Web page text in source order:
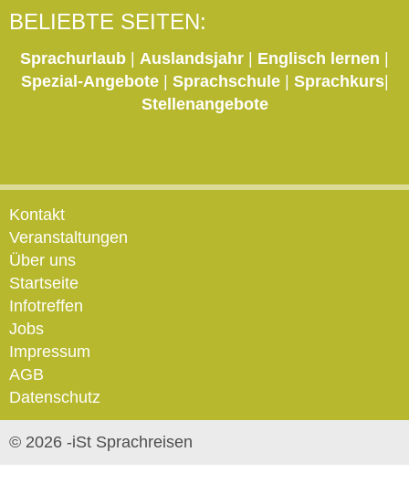
BELIEBTE SEITEN:
Sprachurlaub | Auslandsjahr | Englisch lernen |
Spezial-Angebote| Sprachschule | Sprachkurs|
Stellenangebote
Kontakt
Veranstaltungen
Über uns
Startseite
Infotreffen
Jobs
Impressum
AGB
Datenschutz
© 2026 -iSt Sprachreisen